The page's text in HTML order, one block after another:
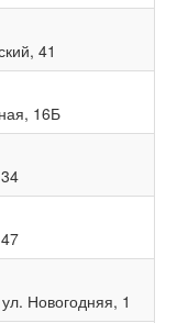
41
16Б
Новогодняя, 1